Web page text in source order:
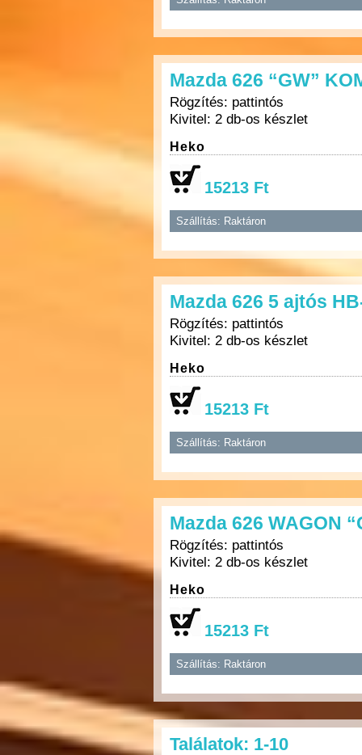
Mazda 626 “GW”
Rögzítés: pattintós
Kivitel: 2 db-os készlet
Heko
15213 Ft
Szállítás: Raktáron
Mazda 626 5 ajtós
Rögzítés: pattintós
Kivitel: 2 db-os készlet
Heko
15213 Ft
Szállítás: Raktáron
Mazda 626 WAGON
Rögzítés: pattintós
Kivitel: 2 db-os készlet
Heko
15213 Ft
Szállítás: Raktáron
Találatok: 1-10